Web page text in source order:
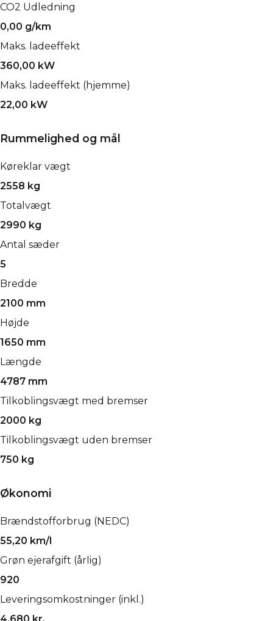
CO2 Udledning
0,00 g/km
Maks. ladeeffekt
360,00 kW
Maks. ladeeffekt (hjemme)
22,00 kW
Rummelighed og mål
Køreklar vægt
2558 kg
Totalvægt
2990 kg
Antal sæder
5
Bredde
2100 mm
Højde
1650 mm
Længde
4787 mm
Tilkoblingsvægt med bremser
2000 kg
Tilkoblingsvægt uden bremser
750 kg
Økonomi
Brændstofforbrug (NEDC)
55,20 km/l
Grøn ejerafgift (årlig)
920
Leveringsomkostninger (inkl.)